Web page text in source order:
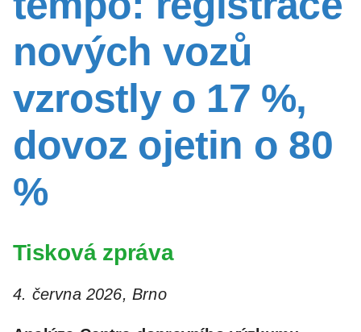
nových vozů
vzrostly o 17 %,
dovoz ojetin o 80
%
Tisková zpráva
4. června 2026, Brno